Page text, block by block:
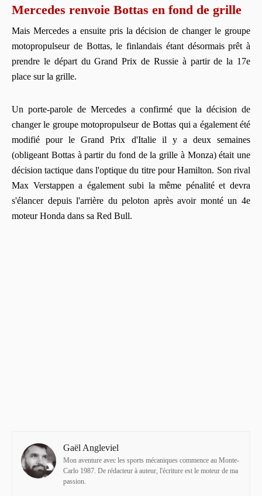
Mercedes renvoie Bottas en fond de grille
Mais Mercedes a ensuite pris la décision de changer le groupe
motopropulseur de Bottas, le finlandais étant désormais prêt à
prendre le départ du Grand Prix de Russie à partir de la 17e
place sur la grille.
Un porte-parole de Mercedes a confirmé que la décision de
changer le groupe motopropulseur de Bottas qui a également été
modifié pour le Grand Prix d'Italie il y a deux semaines
(obligeant Bottas à partir du fond de la grille à Monza) était une
décision tactique dans l'optique du titre pour Hamilton. Son rival
Max Verstappen a également subi la même pénalité et devra
s'élancer depuis l'arrière du peloton après avoir monté un 4e
moteur Honda dans sa Red Bull.
Gaël Angleviel
Mon aventure avec les sports mécaniques commence au Monte-
Carlo 1987. De rédacteur à auteur, l'écriture est le moteur de ma
passion.